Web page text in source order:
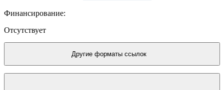
Финансирование:
Отсутствует
Другие форматы ссылок